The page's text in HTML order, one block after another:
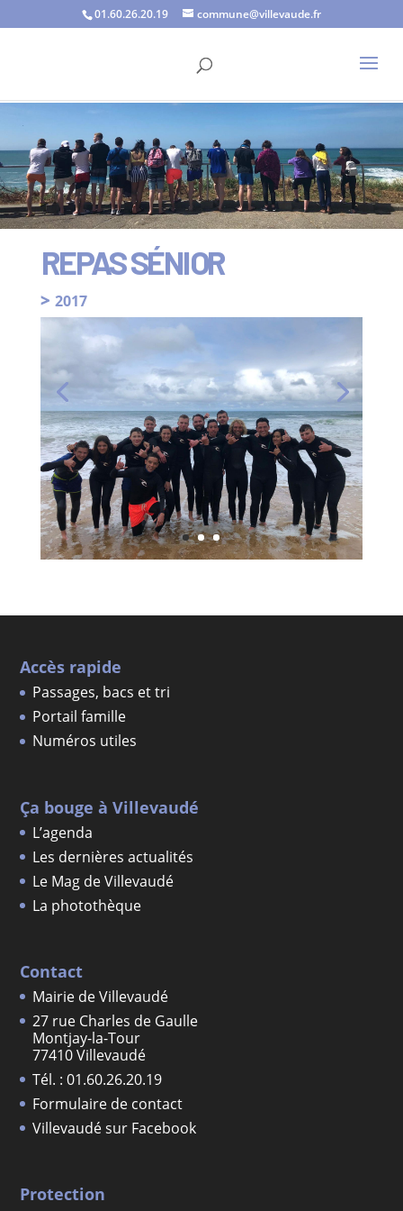
01.60.26.20.19 commune@villevaude.fr
REPAS SÉNIOR
2017
Accès rapide
Passages, bacs et tri
Portail famille
Numéros utiles
Ça bouge à Villevaudé
L’agenda
Les dernières actualités
Le Mag de Villevaudé
La photothèque
Contact
Mairie de Villevaudé
27 rue Charles de Gaulle
Montjay-la-Tour
77410 Villevaudé
Tél. : 01.60.26.20.19
Formulaire de contact
Villevaudé sur Facebook
Protection